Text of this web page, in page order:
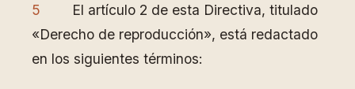
5 El artículo 2 de esta Directiva, titulado
«Derecho de reproducción», está redactado
en los siguientes términos: